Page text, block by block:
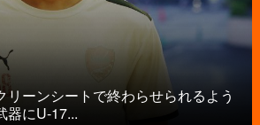
リーンシートで終わらせられるよう
器にU-17...